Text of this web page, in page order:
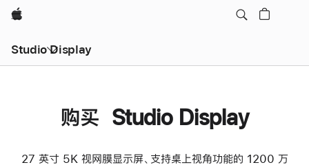
Apple
Studio Display
购买 Studio Display
27 英寸 5K 视网膜显示屏、支持桌上视角功能的 1200 万